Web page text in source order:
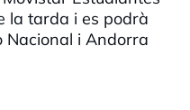
la tarda i es podrà
Nacional i Andorra